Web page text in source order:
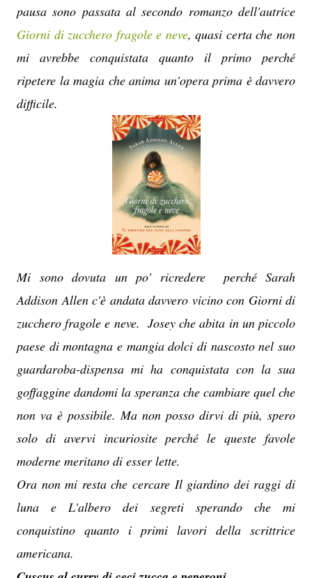
pausa sono passata al secondo romanzo dell'autrice
Giorni di zucchero fragole e neve, quasi certa che non
mi avrebbe conquistata quanto il primo perché
ripetere la magia che anima un'opera prima è davvero
difficile.
Mi sono dovuta un po' ricredere perché Sarah
Addison Allen c'è andata davvero vicino con Giorni di
zucchero fragole e neve. Josey che abita in un piccolo
paese di montagna e mangia dolci di nascosto nel suo
guardaroba-dispensa mi ha conquistata con la sua
goffaggine dandomi la speranza che cambiare quel che
non va è possibile. Ma non posso dirvi di più, spero
solo di avervi incuriosite perché le queste favole
moderne meritano di esser lette.
Ora non mi resta che cercare Il giardino dei raggi di
luna e L'albero dei segreti sperando che mi
conquistino quanto i primi lavori della scrittrice
americana.